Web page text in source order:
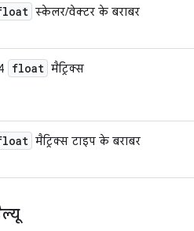
स्केलर/वेक्टर के बराबर
float मैट्रिक्स
मैट्रिक्स टाइप के बराबर